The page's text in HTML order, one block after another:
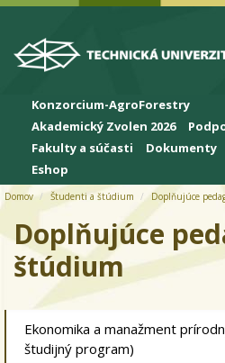
Skip to cookies
Skip to navigation
Skočiť na hlavný obsah
Konzorcium-AgroForestry
Akademický Zvolen 2026
Fakulty a súčasti
Dokumenty
Eshop
Domov Študenti a štúdium Doplňujúce
Doplňujúce
štúdium
Ekonomika a manažment
študijný program)